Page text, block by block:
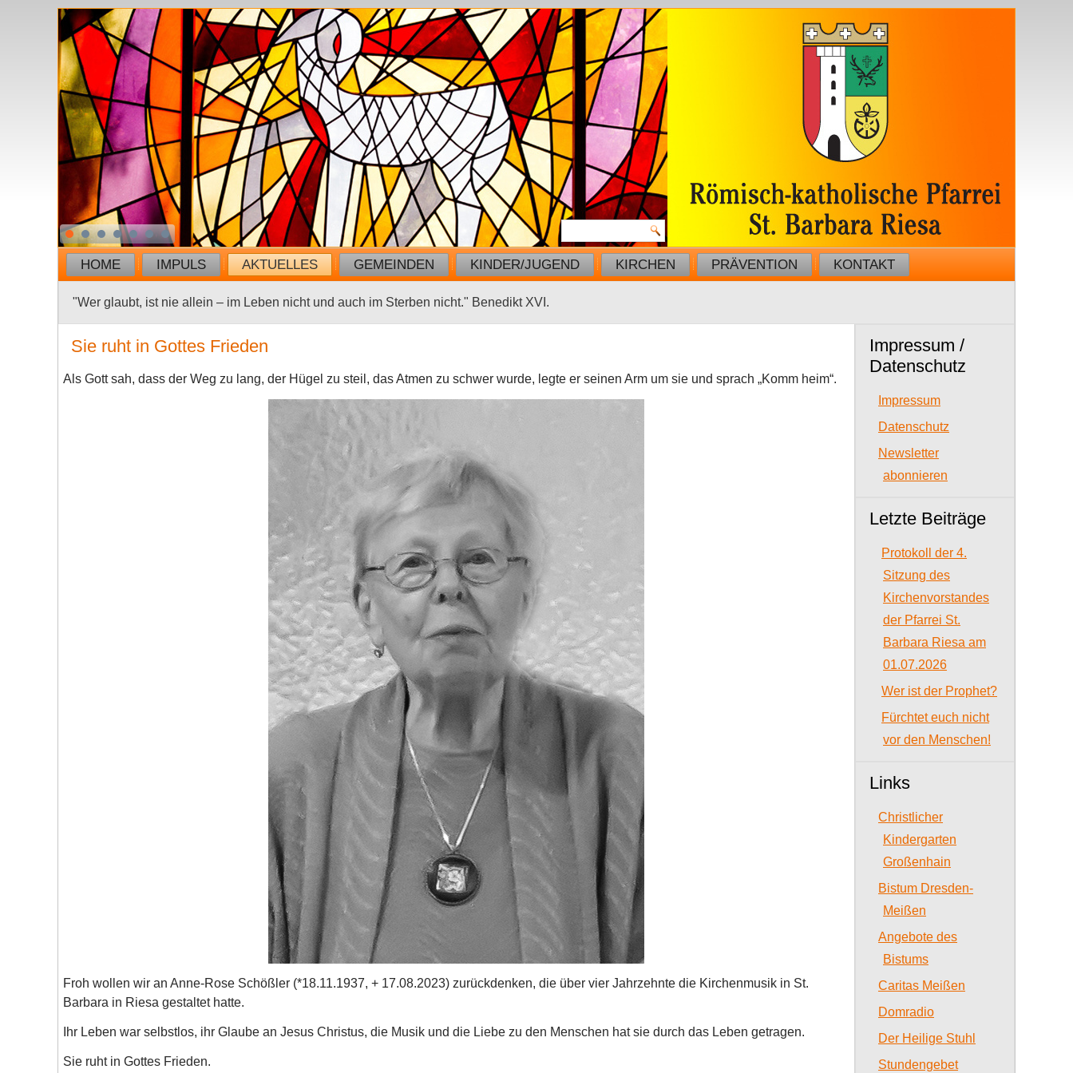
HOME IMPULS AKTUELLES GEMEINDEN KINDER/JUGEND KIRCHEN PRÄVENTION KONTAKT
"Wer glaubt, ist nie allein – im Leben nicht und auch im Sterben nicht." Benedikt XVI.
Sie ruht in Gottes Frieden
Als Gott sah, dass der Weg zu lang, der Hügel zu steil, das Atmen zu schwer wurde, legte er seinen Arm um sie und sprach „Komm heim“.
Froh wollen wir an Anne-Rose Schößler (*18.11.1937, + 17.08.2023) zurückdenken, die über vier Jahrzehnte die Kirchenmusik in St.
Barbara in Riesa gestaltet hatte.
Ihr Leben war selbstlos, ihr Glaube an Jesus Christus, die Musik und die Liebe zu den Menschen hat sie durch das Leben getragen.
Sie ruht in Gottes Frieden.
Impressum /
Datenschutz
Impressum
Datenschutz
Newsletter
abonnieren
Letzte Beiträge
Protokoll der 4.
Sitzung des
Kirchenvorstandes
der Pfarrei St.
Barbara Riesa am
01.07.2026
Wer ist der Prophet?
Fürchtet euch nicht
vor den Menschen!
Links
Christlicher
Kindergarten
Großenhain
Bistum Dresden-
Meißen
Angebote des
Bistums
Caritas Meißen
Domradio
Der Heilige Stuhl
Stundengebet